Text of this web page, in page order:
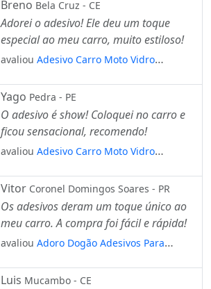
Breno Bela Cruz - CE
Adorei o adesivo! Ele deu um toque
especial ao meu carro, muito estiloso!
avaliou Adesivo Carro Moto Vidro
Mod:4835
Yago Pedra - PE
O adesivo é show! Coloquei no carro e
ficou sensacional, recomendo!
avaliou Adesivo Carro Moto Vidro
Vitor Coronel Domingos Soares - PR
Os adesivos deram um toque único ao
meu carro. A compra foi fácil e rápida!
avaliou Adoro Dogão Adesivos Para
Luis Mucambo - CE